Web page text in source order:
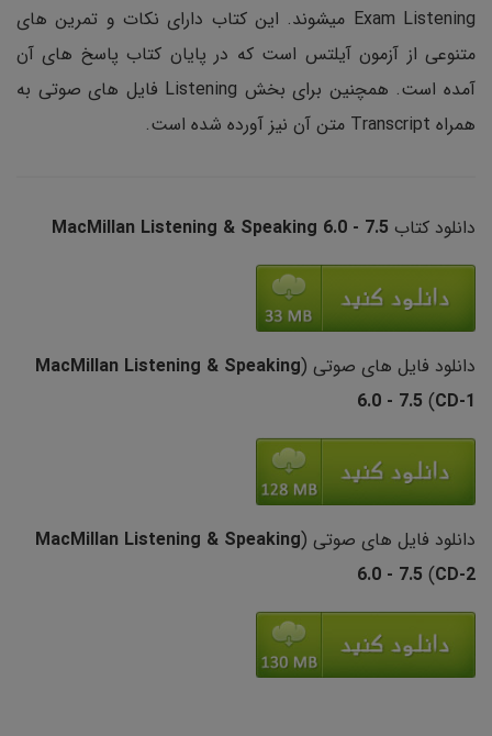
Exam Listening میشوند. این کتاب دارای نکات و تمرین های
متنوعی از آزمون آیلتس است که در پایان کتاب پاسخ های آن
آمده است. همچنین برای بخش Listening فایل های صوتی به
همراه Transcript متن آن نیز آورده شده است.
دانلود کتاب
دانلود فایل های صوتی (MacMillan Listening & Speaking
6.0 - 7.5 (CD-1
دانلود فایل های صوتی (MacMillan Listening & Speaking
6.0 - 7.5 (CD-2